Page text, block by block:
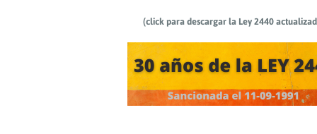
(click para descargar la Ley 2440